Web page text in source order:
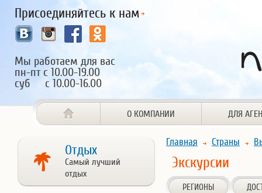
Присоединяйтесь к нам
Мы работаем для вас
пн-пт с 10.00-19.00
суб с 10.00-16.00
О КОМПАНИИ ДЛЯ
Отдых
Самый лучший
отдых
Главная Страны
Экскурсии
РЕГИОНЫ